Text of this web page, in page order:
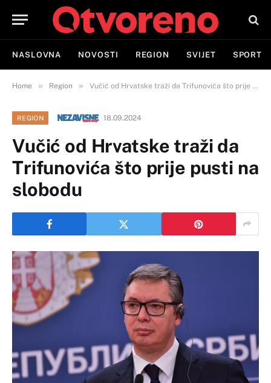
NASLOVNA NOVOSTI REGION SVIJET SPORT
Home » Region » Vučić od Hrvatske traži da Trifunovića što prije pusti na slobodu
REGION 18.09.2024
Vučić od Hrvatske traži da
Trifunovića što prije pusti na
slobodu